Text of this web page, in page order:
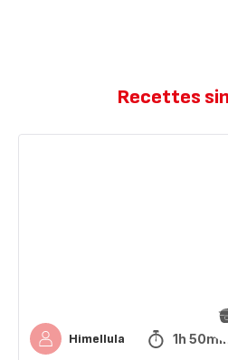
Recettes
Himellula 1h